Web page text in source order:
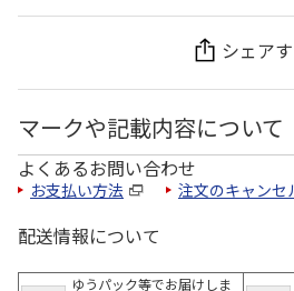
シェア
マークや記載内容について
よくあるお問い合わせ
お支払い方法 注文のキャンセ
配送情報について
ゆうパック等でお届けしま